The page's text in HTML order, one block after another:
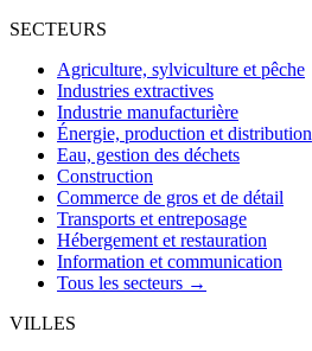
SECTEURS
Agriculture, sylviculture et pêche
Industries extractives
Industrie manufacturière
Énergie, production et distribution
Eau, gestion des déchets
Construction
Commerce de gros et de détail
Transports et entreposage
Hébergement et restauration
Information et communication
Tous les secteurs →
VILLES